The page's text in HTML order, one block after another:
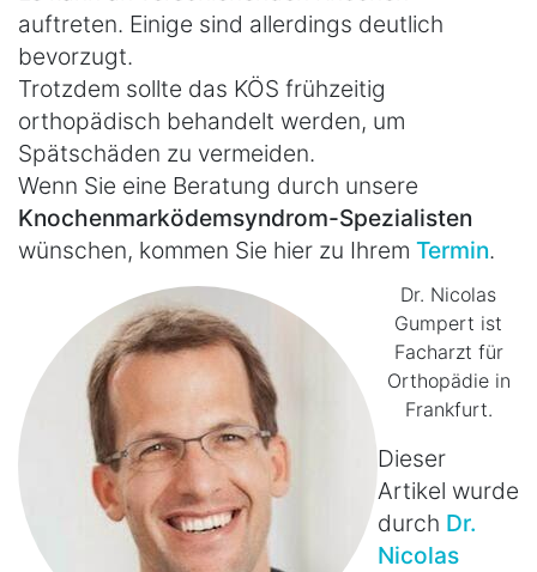
auftreten. Einige sind allerdings deutlich
bevorzugt.
Trotzdem sollte das KÖS frühzeitig
orthopädisch behandelt werden, um
Spätschäden zu vermeiden.
Wenn Sie eine Beratung durch unsere
Knochenmarködemsyndrom-Spezialisten
wünschen, kommen Sie hier zu Ihrem Termin.
Dr. Nicolas
Gumpert ist
Facharzt für
Orthopädie in
Frankfurt.
Dieser
Artikel wurde
durch Dr.
Nicolas